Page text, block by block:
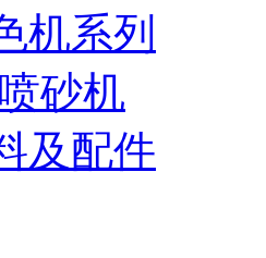
机系列
砂机
及配件